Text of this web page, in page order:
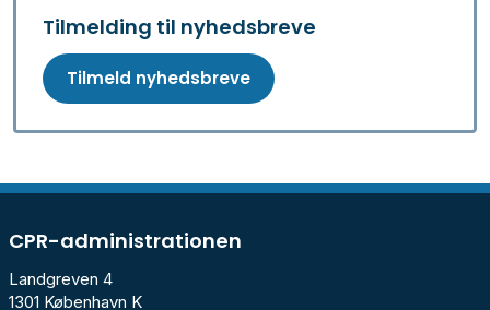
Tilmelding til nyhedsbreve
Tilmeld nyhedsbreve
CPR-administrationen
Landgreven 4
1301 København K